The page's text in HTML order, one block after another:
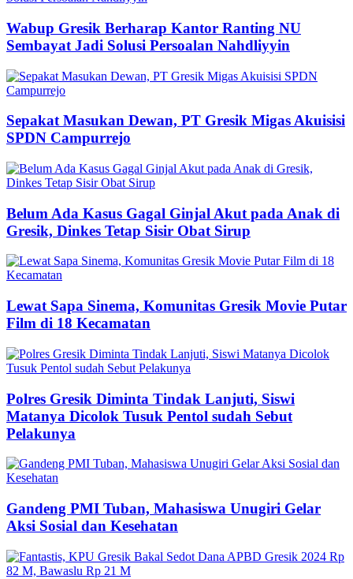
Wabup Gresik Berharap Kantor Ranting NU
Sembayat Jadi Solusi Persoalan Nahdliyyin
Sepakat Masukan Dewan, PT Gresik Migas Akuisisi
SPDN Campurrejo
Belum Ada Kasus Gagal Ginjal Akut pada Anak di
Gresik, Dinkes Tetap Sisir Obat Sirup
Lewat Sapa Sinema, Komunitas Gresik Movie Putar
Film di 18 Kecamatan
Polres Gresik Diminta Tindak Lanjuti, Siswi
Matanya Dicolok Tusuk Pentol sudah Sebut
Pelakunya
Gandeng PMI Tuban, Mahasiswa Unugiri Gelar
Aksi Sosial dan Kesehatan